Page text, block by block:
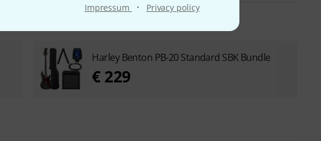
Impressum · Privacy policy
Harley Benton PB-20 Standard SBK Bundle
€ 229